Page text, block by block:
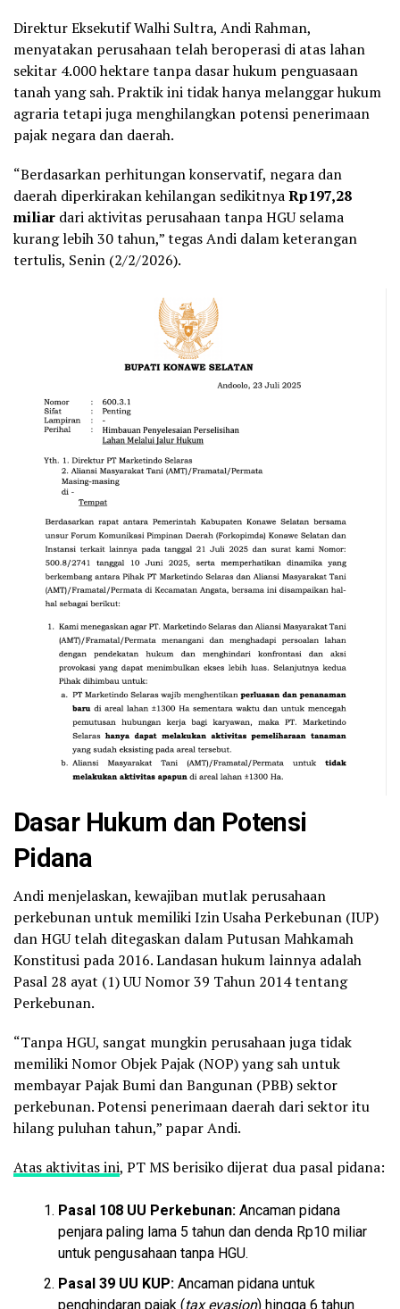
Direktur Eksekutif Walhi Sultra, Andi Rahman,
menyatakan perusahaan telah beroperasi di atas lahan
sekitar 4.000 hektare tanpa dasar hukum penguasaan
tanah yang sah. Praktik ini tidak hanya melanggar hukum
agraria tetapi juga menghilangkan potensi penerimaan
pajak negara dan daerah.
“Berdasarkan perhitungan konservatif, negara dan
daerah diperkirakan kehilangan sedikitnyaRp197,28
miliar dari aktivitas perusahaan tanpa HGU selama
kurang lebih 30 tahun,” tegas Andi dalam keterangan
tertulis, Senin (2/2/2026).
Dasar Hukum dan Potensi
Pidana
Andi menjelaskan, kewajiban mutlak perusahaan
perkebunan untuk memiliki Izin Usaha Perkebunan (IUP)
dan HGU telah ditegaskan dalam Putusan Mahkamah
Konstitusi pada 2016. Landasan hukum lainnya adalah
Pasal 28 ayat (1) UU Nomor 39 Tahun 2014 tentang
Perkebunan.
“Tanpa HGU, sangat mungkin perusahaan juga tidak
memiliki Nomor Objek Pajak (NOP) yang sah untuk
membayar Pajak Bumi dan Bangunan (PBB) sektor
perkebunan. Potensi penerimaan daerah dari sektor itu
hilang puluhan tahun,” papar Andi.
Atas aktivitas ini, PT MS berisiko dijerat dua pasal pidana:
Pasal 108 UU Perkebunan: Ancaman pidana
penjara paling lama 5 tahun dan denda Rp10 miliar
untuk pengusahaan tanpa HGU.
Pasal 39 UU KUP: Ancaman pidana untuk
penghindaran pajak (tax evasion) hingga 6 tahun